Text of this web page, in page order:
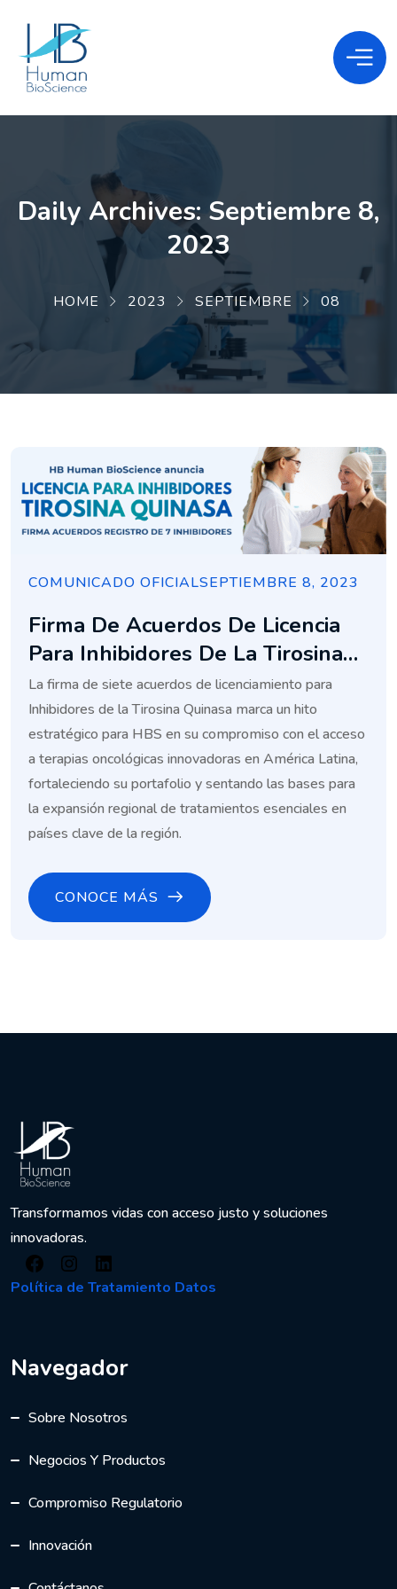
Daily Archives: Septiembre 8,
2023
HOME 2023 SEPTIEMBRE 08
COMUNICADO OFICIALSEPTIEMBRE 8, 2023
Firma De Acuerdos De Licencia
Para Inhibidores De La Tirosina
Quinasa
La firma de siete acuerdos de licenciamiento para
Inhibidores de la Tirosina Quinasa marca un hito
estratégico para HBS en su compromiso con el acceso
a terapias oncológicas innovadoras en América Latina,
fortaleciendo su portafolio y sentando las bases para
la expansión regional de tratamientos esenciales en
países clave de la región.
CONOCE MÁS
Transformamos vidas con acceso justo y soluciones
innovadoras.
FacebookInstagram
Política de Tratamiento Datos
Navegador
Sobre Nosotros
Negocios Y Productos
Compromiso Regulatorio
Innovación